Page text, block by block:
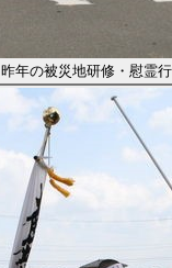
昨年の被災地研修・慰霊